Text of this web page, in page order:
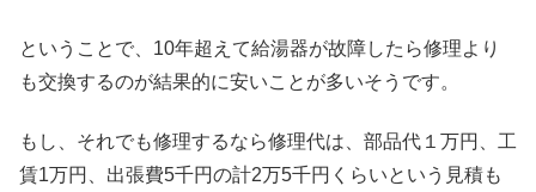
ということで、10年超えて給湯器が故障したら修理より
も交換するのが結果的に安いことが多いそうです。
もし、それでも修理するなら修理代は、部品代１万円、工
賃1万円、出張費5千円の計2万5千円くらいという見積も